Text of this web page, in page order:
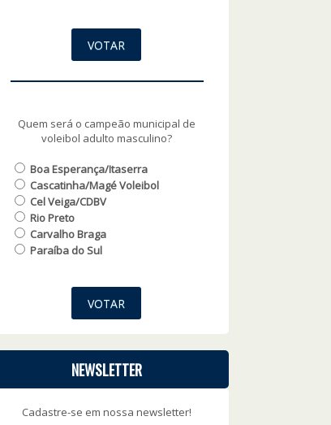
Quem será o campeão municipal de
voleibol adulto masculino?
Boa Esperança/Itaserra
Cascatinha/Magé Voleibol
Cel Veiga/CDBV
Rio Preto
Carvalho Braga
Paraíba do Sul
NEWSLETTER
Cadastre-se em nossa newsletter!